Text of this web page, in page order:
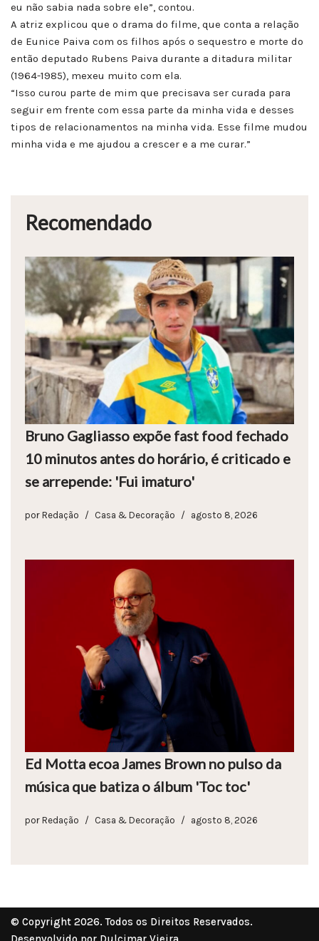
eu não sabia nada sobre ele”, contou.
A atriz explicou que o drama do filme, que conta a relação
de Eunice Paiva com os filhos após o sequestro e morte do
então deputado Rubens Paiva durante a ditadura militar
(1964-1985), mexeu muito com ela.
“Isso curou parte de mim que precisava ser curada para
seguir em frente com essa parte da minha vida e desses
tipos de relacionamentos na minha vida. Esse filme mudou
minha vida e me ajudou a crescer e a me curar.”
Recomendado
Bruno Gagliasso expõe fast food fechado
10 minutos antes do horário, é criticado e
se arrepende: 'Fui imaturo'
por Redação Casa & Decoração agosto 8, 2026
Ed Motta ecoa James Brown no pulso da
música que batiza o álbum 'Toc toc'
por Redação Casa & Decoração agosto 8, 2026
© Copyright 2026. Todos os Direitos Reservados.